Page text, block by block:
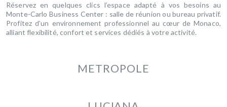
Réservez en quelques clics l’espace adapté à vos besoins au
Monte-Carlo Business Center : salle de réunion ou bureau privatif.
Profitez d’un environnement professionnel au cœur de Monaco,
alliant flexibilité, confort et services dédiés à votre activité.
METROPOLE